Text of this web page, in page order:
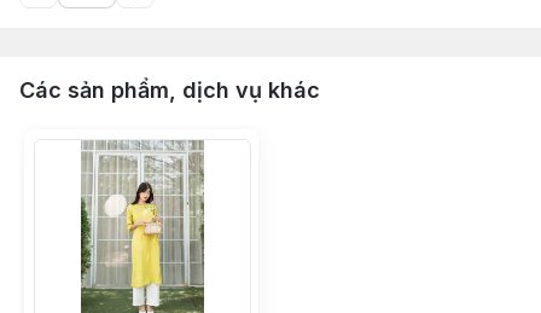
Các sản phẩm, dịch vụ khác